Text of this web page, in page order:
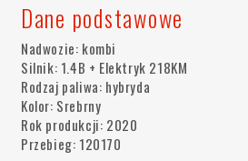
Dane podstawowe
Nadwozie: kombi
Silnik: 1.4B + Elektryk 218KM
Rodzaj paliwa: hybryda
Kolor: Srebrny
Rok produkcji: 2020
Przebieg: 120170